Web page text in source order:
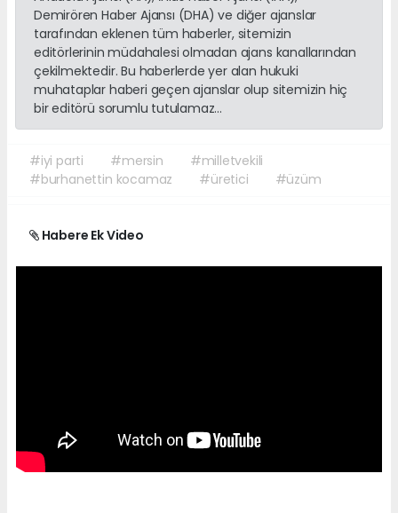
Demirören Haber Ajansı (DHA) ve diğer ajanslar
tarafından eklenen tüm haberler, sitemizin
editörlerinin müdahalesi olmadan ajans kanallarından
çekilmektedir. Bu haberlerde yer alan hukuki
muhataplar haberi geçen ajanslar olup sitemizin hiç
bir editörü sorumlu tutulamaz...
#iyi parti #mersin
#milletvekili
#burhanettin kocamaz
#üretici #üzüm
Habere Ek Video